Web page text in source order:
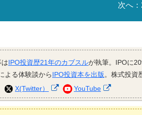
IPO投資歴21年のカブスルが執筆。IPOに
よる体験談からIPO投資本を出版。株式投資
X(Twitter） YouTube